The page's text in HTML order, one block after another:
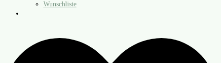
Wunschliste